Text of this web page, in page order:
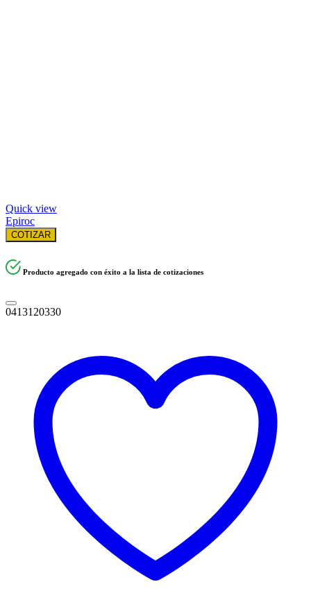
Quick view
Epiroc
COTIZAR
Producto agregado con éxito a la lista de cotizaciones
0413120330